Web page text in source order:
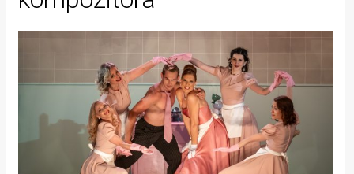
Kultura
Fashion
Zdravlje